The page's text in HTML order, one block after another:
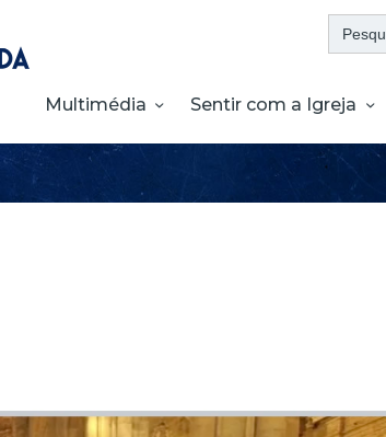
Search
for:
Multimédia Sentir com a Igreja